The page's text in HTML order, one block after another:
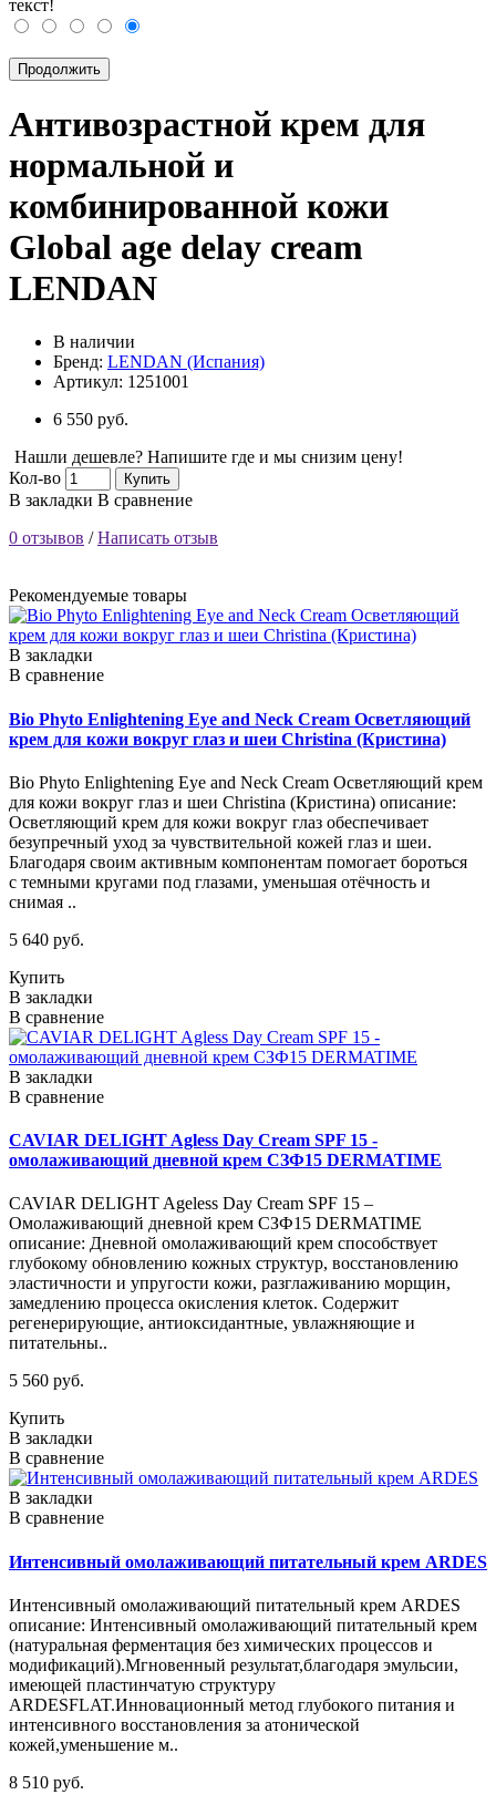
текст!
Продолжить
Антивозрастной крем для
нормальной и
комбинированной кожи
Global age delay cream
LENDAN
В наличии
Бренд: LENDAN (Испания)
Артикул: 1251001
6 550 руб.
Нашли дешевле? Напишите где и мы снизим цену!
Кол-во
Купить
В закладки В сравнение
0 отзывов /Написать отзыв
Рекомендуемые товары
В закладки
В сравнение
Bio Phyto Enlightening Eye and Neck Cream Осветляющий
крем для кожи вокруг глаз и шеи Christina (Кристина)
Bio Phyto Enlightening Eye and Neck Cream Осветляющий крем
для кожи вокруг глаз и шеи Christina (Кристина) описание:
Осветляющий крем для кожи вокруг глаз обеспечивает
безупречный уход за чувствительной кожей глаз и шеи.
Благодаря своим активным компонентам помогает бороться
с темными кругами под глазами, уменьшая отёчность и
снимая ..
5 640 руб.
Купить
В закладки
В сравнение
В закладки
В сравнение
CAVIAR DELIGHT Agless Day Cream SPF 15 -
омолаживающий дневной крем СЗФ15 DERMATIME
CAVIAR DELIGHT Ageless Day Cream SPF 15 –
Омолаживающий дневной крем СЗФ15 DERMATIME
описание: Дневной омолаживающий крем способствует
глубокому обновлению кожных структур, восстановлению
эластичности и упругости кожи, разглаживанию морщин,
замедлению процесса окисления клеток. Содержит
регенерирующие, антиоксидантные, увлажняющие и
питательны..
5 560 руб.
Купить
В закладки
В сравнение
В закладки
В сравнение
Интенсивный омолаживающий питательный крем ARDES
Интенсивный омолаживающий питательный крем ARDES
описание: Интенсивный омолаживающий питательный крем
(натуральная ферментация без химических процессов и
модификаций).Мгновенный результат,благодаря эмульсии,
имеющей пластинчатую структуру
ARDESFLAT.Инновационный метод глубокого питания и
интенсивного восстановления за атонической
кожей,уменьшение м..
8 510 руб.